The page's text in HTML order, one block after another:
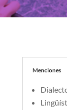
Menciones